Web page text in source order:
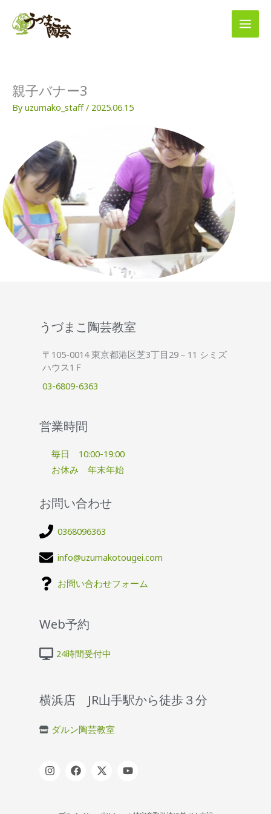
親子バナー3
Byuzumako_staff/ 2025.06.15
うづまこ陶芸教室
〒105-0014 東京都港区芝3丁目29－11 シミズ
ハウス1Ｆ
03-6809-6363
営業時間
毎日 10:00-19:00
お休み 年末年始
お問い合わせ
0368096363
info@uzumakotougei.com
お問い合わせフォーム
Web予約
24時間受付中
横浜店 JR山手駅から徒歩３分
ダルン陶芸教室